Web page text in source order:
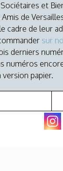
et
de
cadre de leur
sur
derniers
numéros
papier.